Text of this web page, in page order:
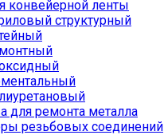
конвейерной ленты
структурный
для ремонта металла
резьбовых соединений